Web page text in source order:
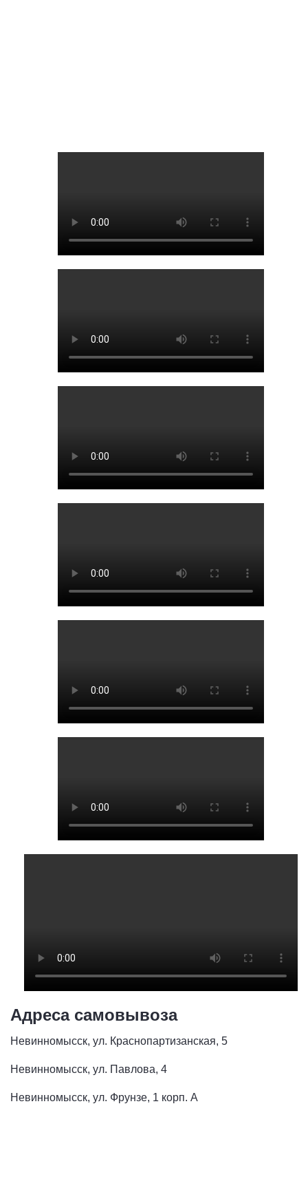
Адреса самовывоза
Невинномысск, ул. Краснопартизанская, 5
Невинномысск, ул. Павлова, 4
Невинномысск, ул. Фрунзе, 1 корп. А